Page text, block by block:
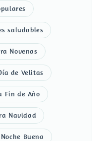
saludables
Novenas
de Velitas
Fin de Año
Navidad
Buena